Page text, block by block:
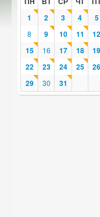
1
2 3 4 5
8
9 10 11 12
15 16 17 18 19
22 23 24 25 26
29 30 31